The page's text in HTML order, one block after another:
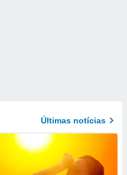
Últimas notícias